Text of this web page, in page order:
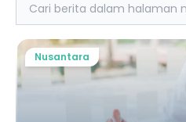
Search
Nusantara